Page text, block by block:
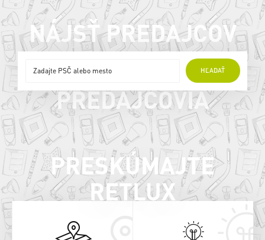
NÁJSŤ PREDAJCOV
HĽADAŤ
ONLINE
PREDAJCOVIA
PRESKÚMAJTE
RETLUX